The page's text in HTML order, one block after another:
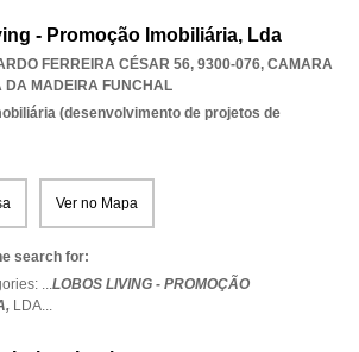
- Promoção Imobiliária, Lda
FERREIRA CÉSAR 56, 9300-076, CAMARA
DA MADEIRA FUNCHAL
(desenvolvimento de projetos de
Ver no Mapa
search for:
...LOBOS LIVING - PROMOÇÃO
LDA...